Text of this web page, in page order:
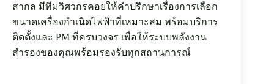
สากล มีทีมวิศวกรคอยให้คำปรึกษาเรื่องการเลือก
ขนาดเครื่องกำเนิดไฟฟ้าที่เหมาะสม พร้อมบริการ
ติดตั้งและ PM ที่ครบวงจร เพื่อให้ระบบพลังงาน
สำรองของคุณพร้อมรองรับทุกสถานการณ์